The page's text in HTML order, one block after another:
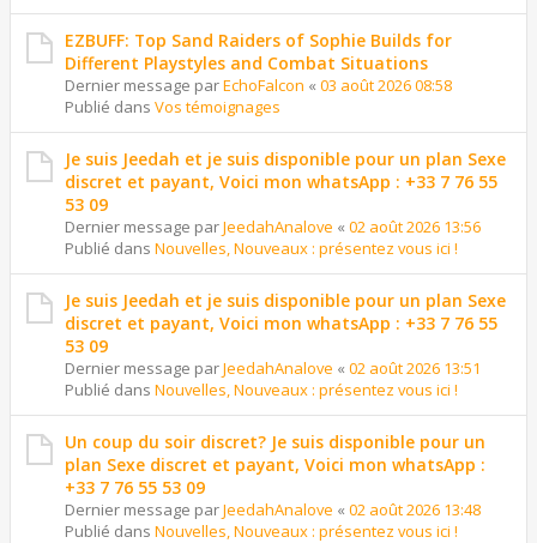
EZBUFF: Top Sand Raiders of Sophie Builds for
Different Playstyles and Combat Situations
Dernier message parEchoFalcon « 03 août 2026 08:58
Publié dans Vos témoignages
Je suis Jeedah et je suis disponible pour un plan Sexe
discret et payant, Voici mon whatsApp : +33 7 76 55
53 09
Dernier message parJeedahAnalove « 02 août 2026 13:56
Publié dans Nouvelles, Nouveaux : présentez vous ici !
Je suis Jeedah et je suis disponible pour un plan Sexe
discret et payant, Voici mon whatsApp : +33 7 76 55
53 09
Dernier message parJeedahAnalove « 02 août 2026 13:51
Publié dans Nouvelles, Nouveaux : présentez vous ici !
Un coup du soir discret? Je suis disponible pour un
plan Sexe discret et payant, Voici mon whatsApp :
+33 7 76 55 53 09
Dernier message parJeedahAnalove « 02 août 2026 13:48
Publié dans Nouvelles, Nouveaux : présentez vous ici !